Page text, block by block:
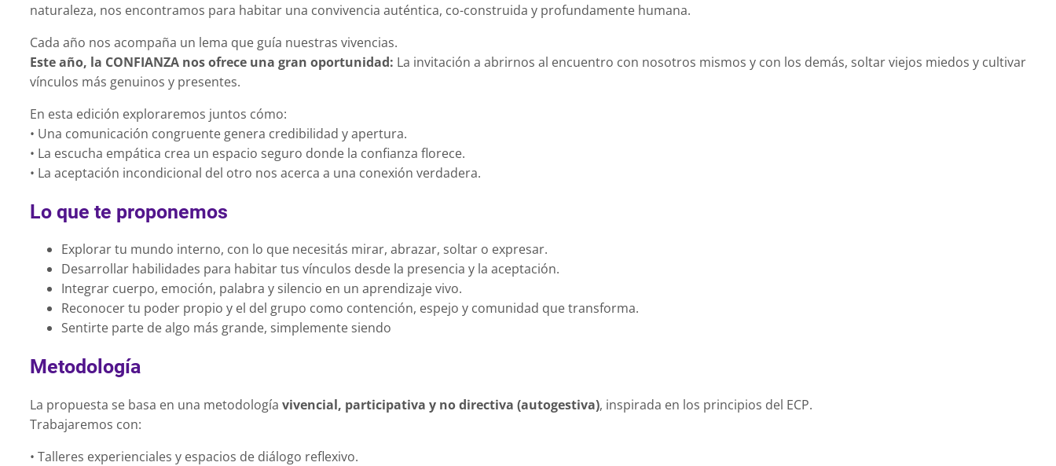
naturaleza, nos encontramos para habitar una convivencia auténtica, co-construida y profundamente humana.
Cada año nos acompaña un lema que guía nuestras vivencias.
Este año, la CONFIANZA nos ofrece una gran oportunidad: La invitación a abrirnos al encuentro con nosotros mismos y con los demás, soltar viejos miedos y cultivar
vínculos más genuinos y presentes.
En esta edición exploraremos juntos cómo:
• Una comunicación congruente genera credibilidad y apertura.
• La escucha empática crea un espacio seguro donde la confianza florece.
• La aceptación incondicional del otro nos acerca a una conexión verdadera.
Lo que te proponemos
Explorar tu mundo interno, con lo que necesitás mirar, abrazar, soltar o expresar.
Desarrollar habilidades para habitar tus vínculos desde la presencia y la aceptación.
Integrar cuerpo, emoción, palabra y silencio en un aprendizaje vivo.
Reconocer tu poder propio y el del grupo como contención, espejo y comunidad que transforma.
Sentirte parte de algo más grande, simplemente siendo
Metodología
La propuesta se basa en una metodología vivencial, participativa y no directiva (autogestiva), inspirada en los principios del ECP.
Trabajaremos con:
• Talleres experienciales y espacios de diálogo reflexivo.